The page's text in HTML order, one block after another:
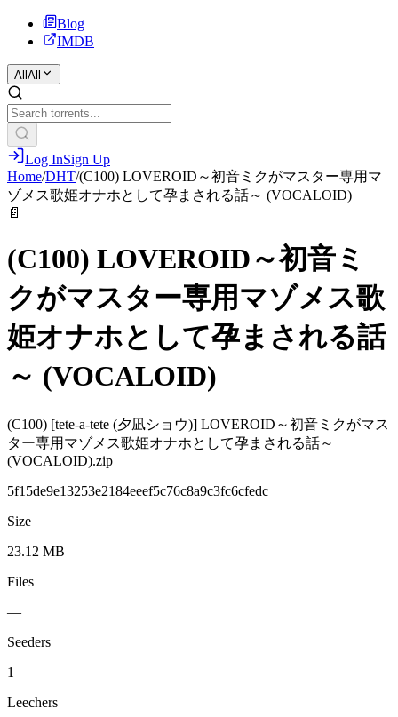
Blog
IMDB
All All
Log InSign Up
Home/DHT/(C100) LOVEROID～初音ミクがマスター専用マ
ゾメス歌姫オナホとして孕まされる話～ (VOCALOID)
📄
(C100) LOVEROID～初音ミ
クがマスター専用マゾメス歌
姫オナホとして孕まされる話
～ (VOCALOID)
(C100) [tete-a-tete (夕凪ショウ)] LOVEROID～初音ミクがマス
ター専用マゾメス歌姫オナホとして孕まされる話～
(VOCALOID).zip
5f15de9e13253e2184eeef5c76c8a9c3fc6cfedc
Size
23.12 MB
Files
—
Seeders
1
Leechers